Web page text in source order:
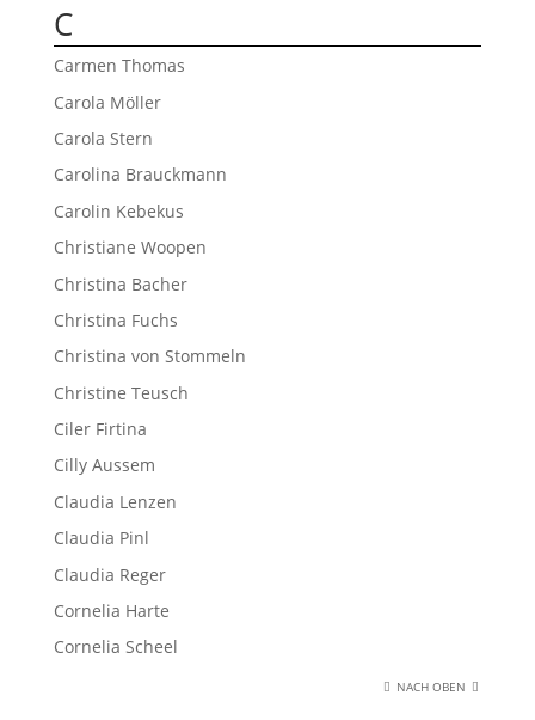
C
Carmen Thomas
Carola Möller
Carola Stern
Carolina Brauckmann
Carolin Kebekus
Christiane Woopen
Christina Bacher
Christina Fuchs
Christina von Stommeln
Christine Teusch
Ciler Firtina
Cilly Aussem
Claudia Lenzen
Claudia Pinl
Claudia Reger
Cornelia Harte
Cornelia Scheel
NACH OBEN